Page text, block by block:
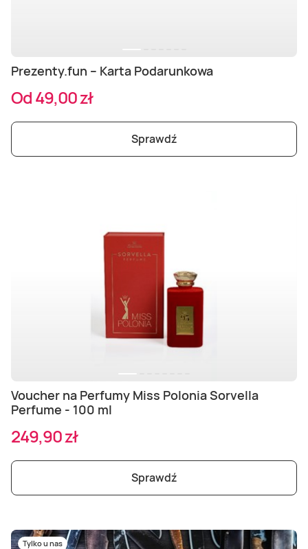
Prezenty.fun – Karta Podarunkowa
Od 49,00 zł
Sprawdź
Voucher na Perfumy Miss Polonia Sorvella
Perfume - 100 ml
249,90 zł
Sprawdź
Tylko u nas